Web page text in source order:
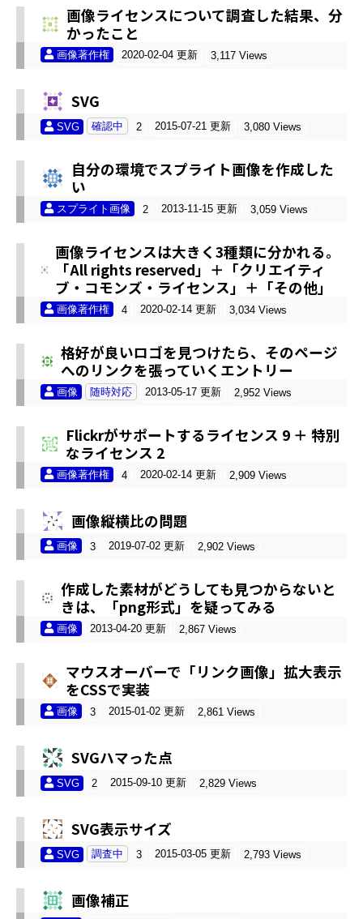
画像ライセンスについて調査した結果、分
かったこと
画像著作権 2020-02-04 更新 3,117 Views
SVG
SVG 確認中 2 2015-07-21 更新 3,080 Views
自分の環境でスプライト画像を作成した
い
スプライト画像 2 2013-11-15 更新 3,059 Views
画像ライセンスは大きく3種類に分かれる。
「All rights reserved」＋「クリエイティ
ブ・コモンズ・ライセンス」＋「その他」
画像著作権 4 2020-02-14 更新 3,034 Views
格好が良いロゴを見つけたら、そのページ
へのリンクを張っていくエントリー
画像 随時対応 2013-05-17 更新 2,952 Views
Flickrがサポートするライセンス 9 ＋ 特別
なライセンス 2
画像著作権 4 2020-02-14 更新 2,909 Views
画像縦横比の問題
画像 3 2019-07-02 更新 2,902 Views
作成した素材がどうしても見つからないと
きは、「png形式」を疑ってみる
画像 2013-04-20 更新 2,867 Views
マウスオーバーで「リンク画像」拡大表示
をCSSで実装
画像 3 2015-01-02 更新 2,861 Views
SVGハマった点
SVG 2 2015-09-10 更新 2,829 Views
SVG表示サイズ
SVG 調査中 3 2015-03-05 更新 2,793 Views
画像補正